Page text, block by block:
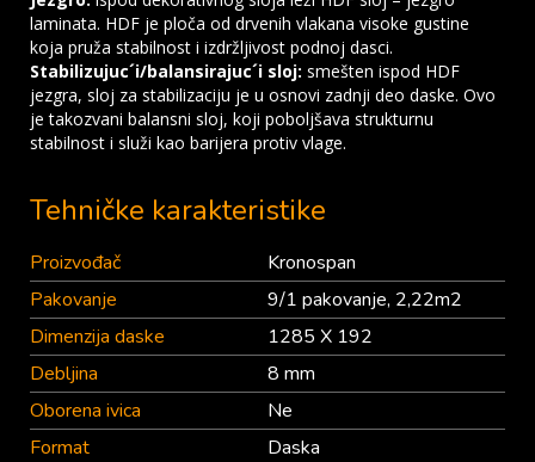
laminata. HDF je ploča od drvenih vlakana visoke gustine
koja pruža stabilnost i izdržljivost podnoj dasci.
Stabilizujuc´i/balansirajuc´i sloj: smešten ispod HDF
jezgra, sloj za stabilizaciju je u osnovi zadnji deo daske. Ovo
je takozvani balansni sloj, koji poboljšava strukturnu
stabilnost i služi kao barijera protiv vlage.
Tehničke karakteristike
Proizvođač
Kronospan
Pakovanje
9/1 pakovanje, 2,22m2
Dimenzija daske
1285 X 192
Debljina
8 mm
Oborena ivica
Ne
Format
Daska